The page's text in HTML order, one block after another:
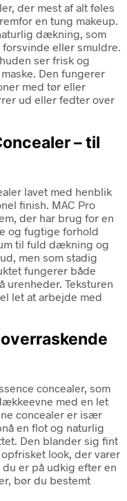
der mest af alt føles
en tung makeup.
dækning, som
eller smuldre.
ser frisk og
Den fungerer
med tør eller
ud eller fedter over
– til
lavet med henblik
finish. MAC Pro
der har brug for en
og fugtige forhold
til fuld dækning og
men som stadig
fungerer både
urenheder. Teksturen
let at arbejde med
concealer, som
med en let
concealer er især
en flot og naturlig
Den blander sig fint
look, der varer
er på udkig efter en
bør du bestemt